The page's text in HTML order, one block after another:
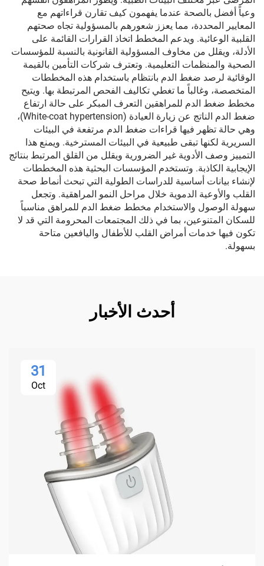
وعياً أفضل بالصحة عندما يفهمون كيف تقارن قراءاتهم مع
المعايير المحددة، مما يعزز شعورهم بالمسؤولية تجاه صحتهم
القلبية الوعائية. ويدعم المخطط اتخاذ القرارات القائمة على
الأدلة، ويقلل من مخاوف المسؤولية القانونية بالنسبة للمؤسسات
الصحية والمنظمات التعليمية. وتعترف شركات التأمين بالقيمة
الوقائية لرصد ضغط الدم بانتظام باستخدام هذه المخططات
المتخصصة، وغالباً ما تغطي تكاليف الفحص المرتبطة بها. ويتيح
مخطط ضغط الدم للمراهقين التعرف المبكر على حالة ارتفاع
ضغط الدم الناتج عن زيارة العيادة (White-coat hypertension)،
وهي حالة تظهر فيها قراءات ضغط الدم مرتفعة في البيئات
السريرية لكنها تبقى طبيعية في البيئات المسترخية. ويمنع هذا
التمييز وصف الأدوية غير الضرورية ويقلل من القلق المرتبط بنتائج
الإيجابية الكاذبة. وتستخدم المؤسسات البحثية هذه المخططات
لإنشاء بيانات أساسية للدراسات الطولية التي تبحث أنماط صحة
القلب والأوعية الدموية خلال مراحل النمو المراهقية. وتجعل
سهولة الوصول والاستخدام مخطط ضغط الدم للمراهق مناسباً
للسكان المتنوعين، بما في ذلك المجتمعات المحرومة التي قد لا
تكون فيها خدمات أمراض القلب للأطفال واليافعين متاحة
بسهولة.
أحدث الأخبار
31
Oct